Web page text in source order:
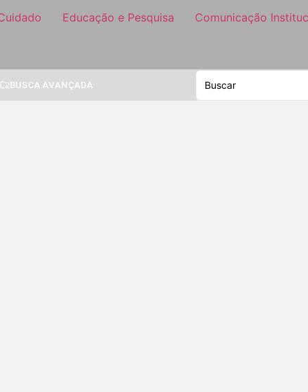
Educação e Pesquisa Comunicação
BUSCA AVANÇADA